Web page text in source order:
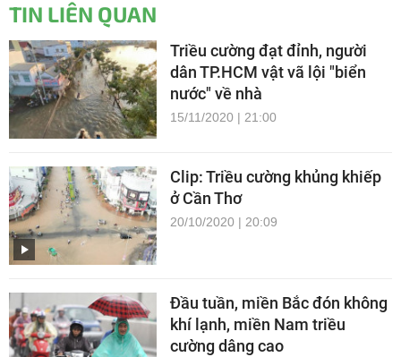
TIN LIÊN QUAN
Triều cường đạt đỉnh, người
dân TP.HCM vật vã lội "biển
nước" về nhà
15/11/2020 | 21:00
Clip: Triều cường khủng khiếp
ở Cần Thơ
20/10/2020 | 20:09
Đầu tuần, miền Bắc đón không
khí lạnh, miền Nam triều
cường dâng cao